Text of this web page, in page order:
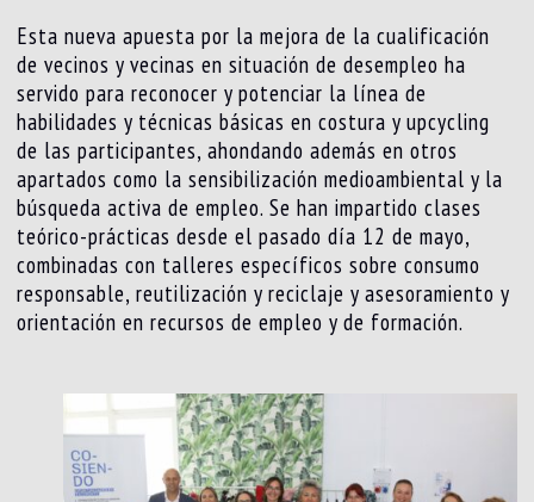
Esta nueva apuesta por la mejora de la cualificación
de vecinos y vecinas en situación de desempleo ha
servido para reconocer y potenciar la línea de
habilidades y técnicas básicas en costura y upcycling
de las participantes, ahondando además en otros
apartados como la sensibilización medioambiental y la
búsqueda activa de empleo. Se han impartido clases
teórico-prácticas desde el pasado día 12 de mayo,
combinadas con talleres específicos sobre consumo
responsable, reutilización y reciclaje y asesoramiento y
orientación en recursos de empleo y de formación.